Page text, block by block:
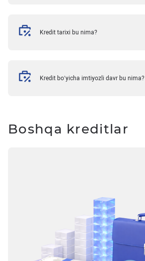
Kredit tarixi bu nima?
Kredit bo‘yicha imtiyozli davr bu nima?
Boshqa kreditlar